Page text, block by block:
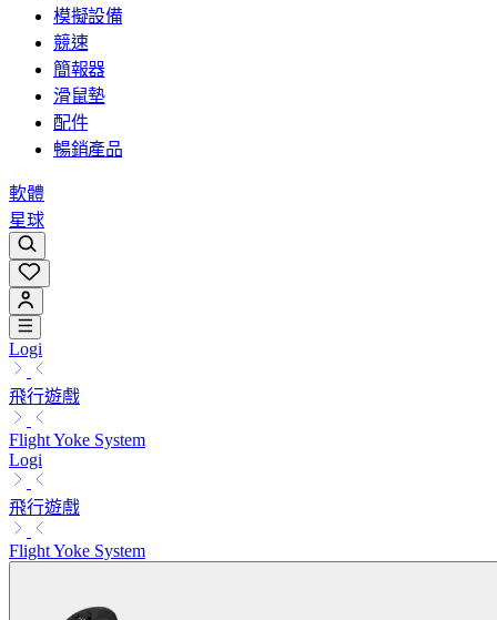
模擬設備
競速
簡報器
滑鼠墊
配件
暢銷產品
軟體
星球
Logi
飛行遊戲
Flight Yoke System
Logi
飛行遊戲
Flight Yoke System